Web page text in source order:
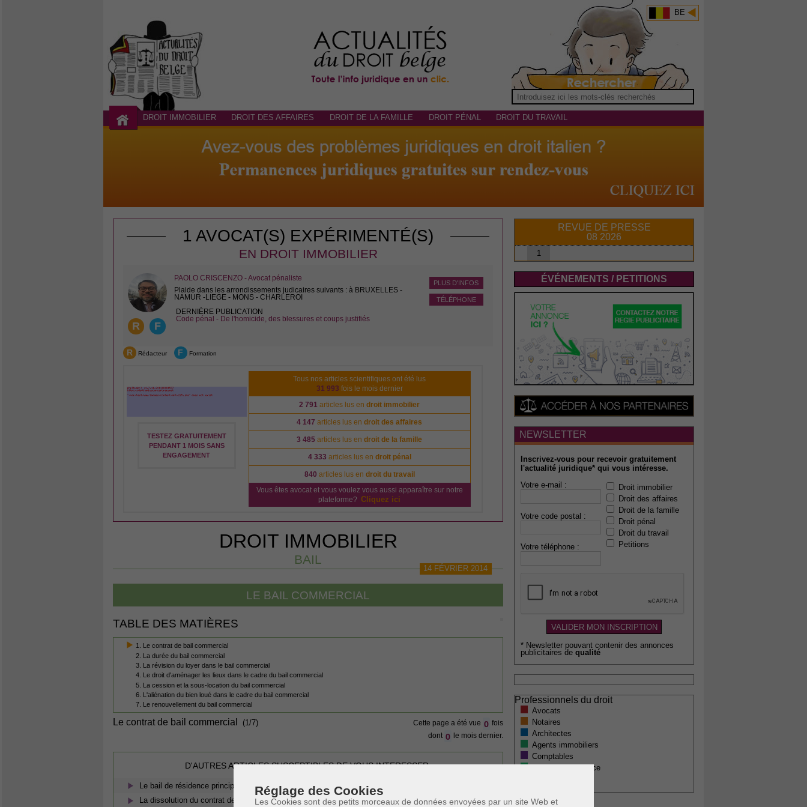
Réglage des Cookies
Les Cookies sont des petits morceaux de données envoyées par un site Web et
BE
DROIT IMMOBILIER DROIT DES AFFAIRES DROIT DE LA FAMILLE DROIT PÉNAL DROIT DU TRAVAIL
1 AVOCAT(S) EXPÉRIMENTÉ(S)
EN DROIT IMMOBILIER
R F
PLUS D'INFOS
TÉLÉPHONE
PAOLO CRISCENZO - Avocat pénaliste
Plaide dans les arrondissements judicaires suivants : à BRUXELLES -
NAMUR -LIEGE - MONS - CHARLEROI
DERNIÈRE PUBLICATION
Code pénal - De l'homicide, des blessures et coups justifiés
R Rédacteur F Formation
TESTEZ GRATUITEMENT
PENDANT 1 MOIS SANS
ENGAGEMENT
Tous nos articles scientifiques ont été lus
31 993 fois le mois dernier
2 791 articles lus endroit immobilier
4 147 articles lus endroit des affaires
3 485 articles lus endroit de la famille
4 333 articles lus en droit pénal
840 articles lus en droit du travail
Vous êtes avocat et vous voulez vous aussi apparaître sur notre
plateforme? Cliquez ici
DROIT IMMOBILIER
BAIL
14 FÉVRIER 2014
LE BAIL COMMERCIAL
TABLE DES MATIÈRES
1. Le contrat de bail commercial
2. La durée du bail commercial
3. La révision du loyer dans le bail commercial
4. Le droit d'aménager les lieux dans le cadre du bail commercial
5. La cession et la sous-location du bail commercial
6. L'aliénation du bien loué dans le cadre du bail commercial
7. Le renouvellement du bail commercial
Le contrat de bail commercial (1/7) Cette page a été vue 0 fois
dont 0 le mois dernier.
D'AUTRES ARTICLES SUSCEPTIBLES DE VOUS INTERESSER:
Le bail de résidence principale
La dissolution du contrat de bail
REVUE DE PRESSE
08 2026
1
ÉVÉNEMENTS / PETITIONS
NEWSLETTER
Inscrivez-vous pour recevoir gratuitement
l'actualité juridique* qui vous intéresse.
Votre e-mail :
Votre code postal :
Votre téléphone :
Droit immobilier
Droit des affaires
Droit de la famille
Droit pénal
Droit du travail
Petitions
* Newsletter pouvant contenir des annonces
publicitaires de qualité
Professionnels du droit
Avocats
Notaires
Architectes
Agents immobiliers
Comptables
Huissiers de justice